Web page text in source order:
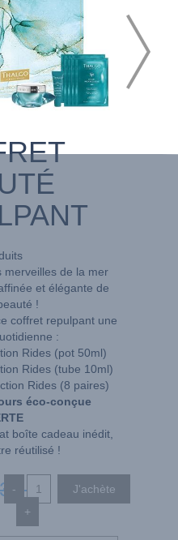
merveilles de la mer
et élégante de
!
coffret repulpant une
:
Rides (pot 50ml)
Rides (tube 10ml)
Rides (8 paires)
éco-conçue
boîte cadeau inédit,
réutilisé !
€
-
+